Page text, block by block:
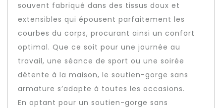
souvent fabriqué dans des tissus doux et
extensibles qui épousent parfaitement les
courbes du corps, procurant ainsi un confort
optimal. Que ce soit pour une journée au
travail, une séance de sport ou une soirée
détente à la maison, le soutien-gorge sans
armature s’adapte à toutes les occasions.
En optant pour un soutien-gorge sans